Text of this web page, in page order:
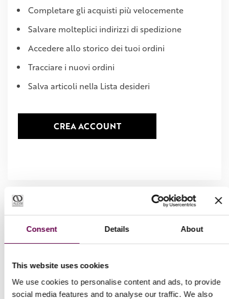
Consent Details About
This website uses cookies
We use cookies to personalise content and ads, to provide
social media features and to analyse our traffic. We also
Completare gli acquisti più velocemente
Salvare molteplici indirizzi di spedizione
Accedere allo storico dei tuoi ordini
Tracciare i nuovi ordini
Salva articoli nella Lista desideri
CREA ACCOUNT